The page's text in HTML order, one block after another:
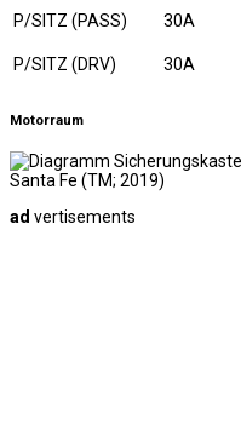
P/SITZ (PASS)
30A
P/SITZ (DRV)
30A
Motorraum
ad vertisements